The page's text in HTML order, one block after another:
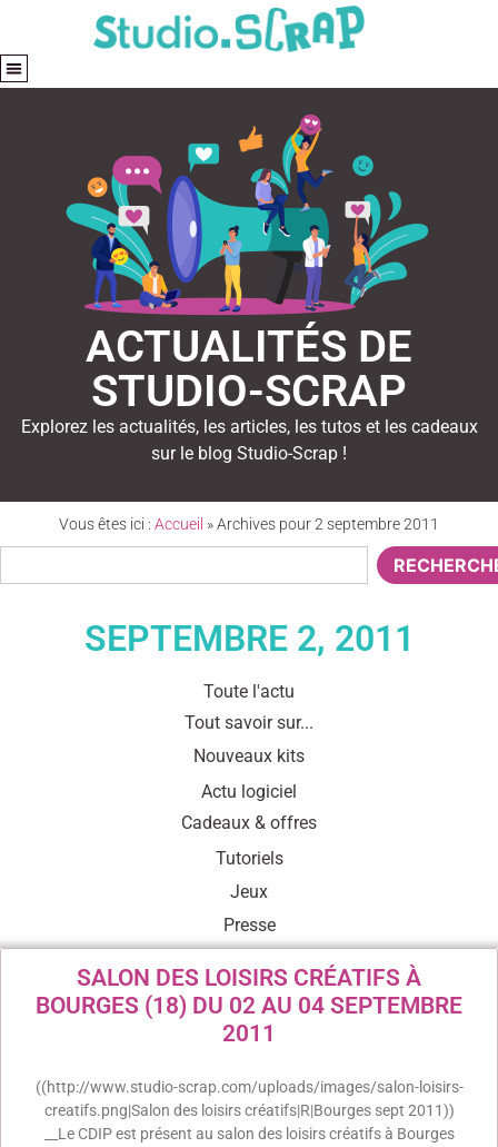
ACTUALITÉS DE
STUDIO-SCRAP
Explorez les actualités, les articles, les tutos et les cadeaux
sur le blog Studio-Scrap !
Vous êtes ici : Accueil »Archives pour 2 septembre 2011
SEPTEMBRE 2, 2011
Toute l'actu
Tout savoir sur...
Nouveaux kits
Actu logiciel
Cadeaux & offres
Tutoriels
Jeux
Presse
SALON DES LOISIRS CRÉATIFS À
BOURGES (18) DU 02 AU 04 SEPTEMBRE
2011
((http://www.studio-scrap.com/uploads/images/salon-loisirs-
creatifs.png|Salon des loisirs créatifs|R|Bourges sept 2011))
__Le CDIP est présent au salon des loisirs créatifs à Bourges